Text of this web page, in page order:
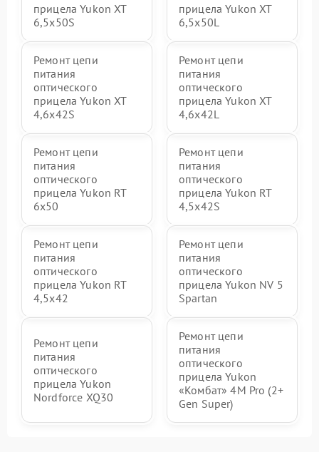
прицела Yukon XT
6,5x50S
прицела Yukon XT
6,5x50L
Ремонт цепи
питания
оптического
прицела Yukon XT
4,6x42S
Ремонт цепи
питания
оптического
прицела Yukon XT
4,6x42L
Ремонт цепи
питания
оптического
прицела Yukon RT
6x50
Ремонт цепи
питания
оптического
прицела Yukon RT
4,5х42S
Ремонт цепи
питания
оптического
прицела Yukon RT
4,5х42
Ремонт цепи
питания
оптического
прицела Yukon NV 5
Spartan
Ремонт цепи
питания
оптического
прицела Yukon
Nordforce XQ30
Ремонт цепи
питания
оптического
прицела Yukon
«Комбат» 4M Pro (2+
Gen Super)